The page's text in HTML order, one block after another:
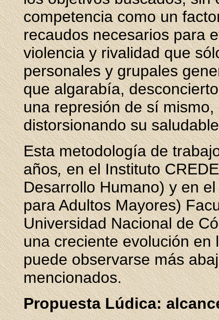
competencia como un
recaudos necesarios para
violencia y rivalidad que
personales y grupales
que algarabía,
una represión de sí
distorsionando su
Esta metodología de
años,en el Instituto
Desarrollo Humano) y en
para Adultos Mayores)
Universidad Nacional de
una creciente evolución en
puede observarse más
mencionados.
Propuesta Lúdica: